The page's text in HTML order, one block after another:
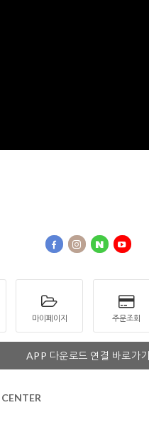
마이페이지 주문조회
APP 다운로드 연결 바로가기